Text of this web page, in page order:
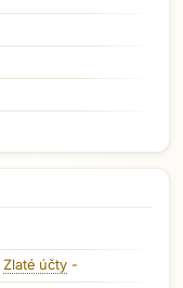
Zlaté účty -